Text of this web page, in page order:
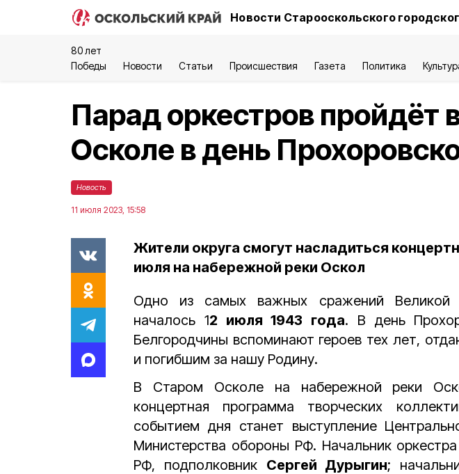
Новости Старооскольского
80 лет
Победы
Новости Статьи Происшествия Газета Политика
Парад оркестров пройдёт
Осколе в день
Новость
11 июля 2023, 15:58
Жители округа смогут насладиться
июля на набережной реки Оскол
Одно из самых важных сражений Великой
началось 12 июля 1943 года. В день
Белгородчины вспоминают героев тех лет,
и погибшим за нашу Родину.
В Старом Осколе на набережной реки
концертная программа творческих
событием дня станет выступление
Министерства обороны РФ. Начальник
РФ, подполковник Сергей Дурыгин;